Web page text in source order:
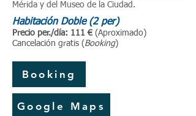
Mérida y del Museo de la Ciudad.
Habitación Doble (2 per)
Precio per./día: 111 € (Aproximado)
Cancelación gratis ( Booking)
Booking
Google Maps